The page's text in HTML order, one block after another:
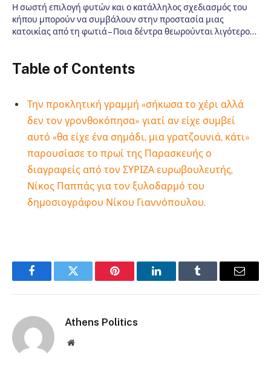
Η σωστή επιλογή φυτών και ο κατάλληλος σχεδιασμός του
κήπου μπορούν να συμβάλουν στην προστασία μιας
κατοικίας από τη φωτιά – Ποια δέντρα θεωρούνται λιγότερο…
Table of Contents
Την προκλητική γραμμή «σήκωσα το χέρι αλλά
δεν τον γρονθοκόπησα» γιατί αν είχε συμβεί
αυτό «θα είχε ένα σημάδι, μια γρατζουνιά, κάτι»
παρουσίασε το πρωί της Παρασκευής ο
διαγραφείς από τον ΣΥΡΙΖΑ ευρωβουλευτής,
Νίκος Παππάς για τον ξυλοδαρμό του
δημοσιογράφου Νίκου Γιαννόπουλου.
FacebookTwitter Pinterest LinkedInTumblr Email
Athens Politics
Website